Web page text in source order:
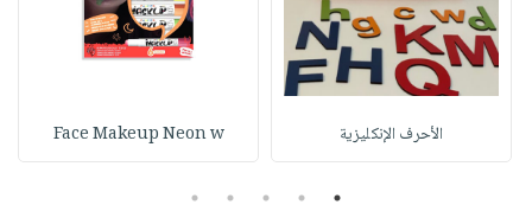
الأحرف الإنكليزية Face Makeup Neon w
1
2
3
4
5